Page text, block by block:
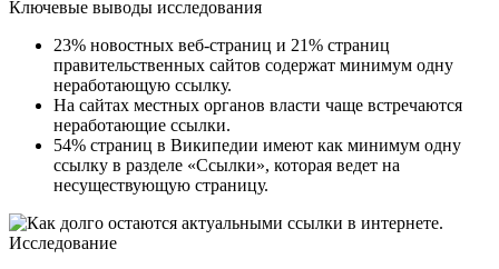
Ключевые выводы исследования
23% новостных веб-страниц и 21% страниц
правительственных сайтов содержат минимум одну
неработающую ссылку.
На сайтах местных органов власти чаще встречаются
неработающие ссылки.
54% страниц в Википедии имеют как минимум одну
ссылку в разделе «Ссылки», которая ведет на
несуществующую страницу.